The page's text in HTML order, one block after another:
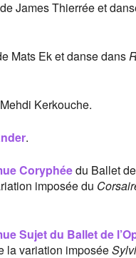
de James Thierrée et
Mats Ek et danse dans
Kerkouche.
.
Coryphéedu Ballet
imposée du
Sujet du Ballet de
la variation imposée